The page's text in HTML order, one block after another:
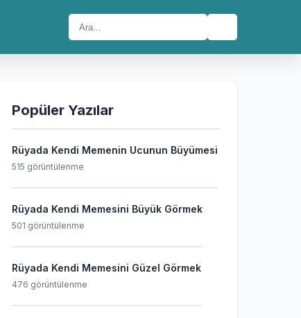
Popüler Yazılar
Rüyada Kendi Memenin Ucunun Büyümesi
515 görüntülenme
Rüyada Kendi Memesini Büyük Görmek
501 görüntülenme
Rüyada Kendi Memesini Güzel Görmek
476 görüntülenme